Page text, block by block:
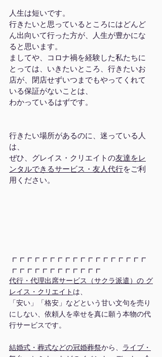
人生は短いです。
行きたいと思っているところにはどんど
ん出向いて行った方が、人生が豊かにな
ると思います。
ましてや、コロナ禍を経験した私たちに
とっては、いきたいところ、行きたいお
店が、閉店せずいつまでもやってくれて
いる保証がないことは、
わかっているはずです。
行きたい場所があるのに、迷っている人
は、
ぜひ、グレイス・クリエイトの友達をレ
ンタルできるサービス・友人代行をご利
用ください。
┏┏┏┏┏┏┏┏┏┏┏┏┏┏┏┏┏┏
┏┏┏┏┏┏┏┏┏┏┏┏
代行・代理出席サービス（サクラ派遣）の グ
レイス・クリエイト は、
「安い」「格安」などという甘い文句を売り
にしない、依頼人を幸せを真に願う本物の代
行サービスです。
結婚式・葬式などの冠婚葬祭から、 ライブ・